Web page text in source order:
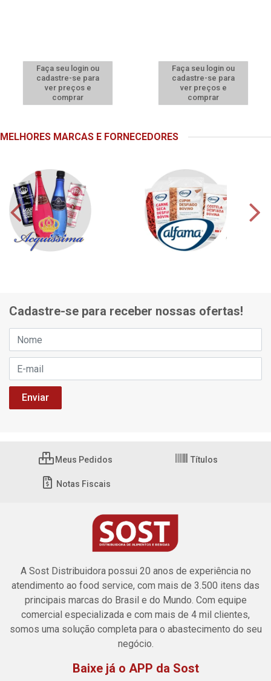
Faça seu login ou
cadastre-se para
ver preços e
comprar
Faça seu login ou
cadastre-se para
ver preços e
comprar
MELHORES MARCAS E FORNECEDORES
Cadastre-se para receber nossas ofertas!
Meus Pedidos Títulos
Notas Fiscais
A Sost Distribuidora possui 20 anos de experiência no
atendimento ao food service, com mais de 3.500 itens das
principais marcas do Brasil e do Mundo. Com equipe
comercial especializada e com mais de 4 mil clientes,
somos uma solução completa para o abastecimento do seu
negócio.
Baixe já o APP da Sost